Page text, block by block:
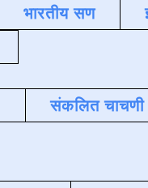
भारतीय सण
संकलित चाचणी